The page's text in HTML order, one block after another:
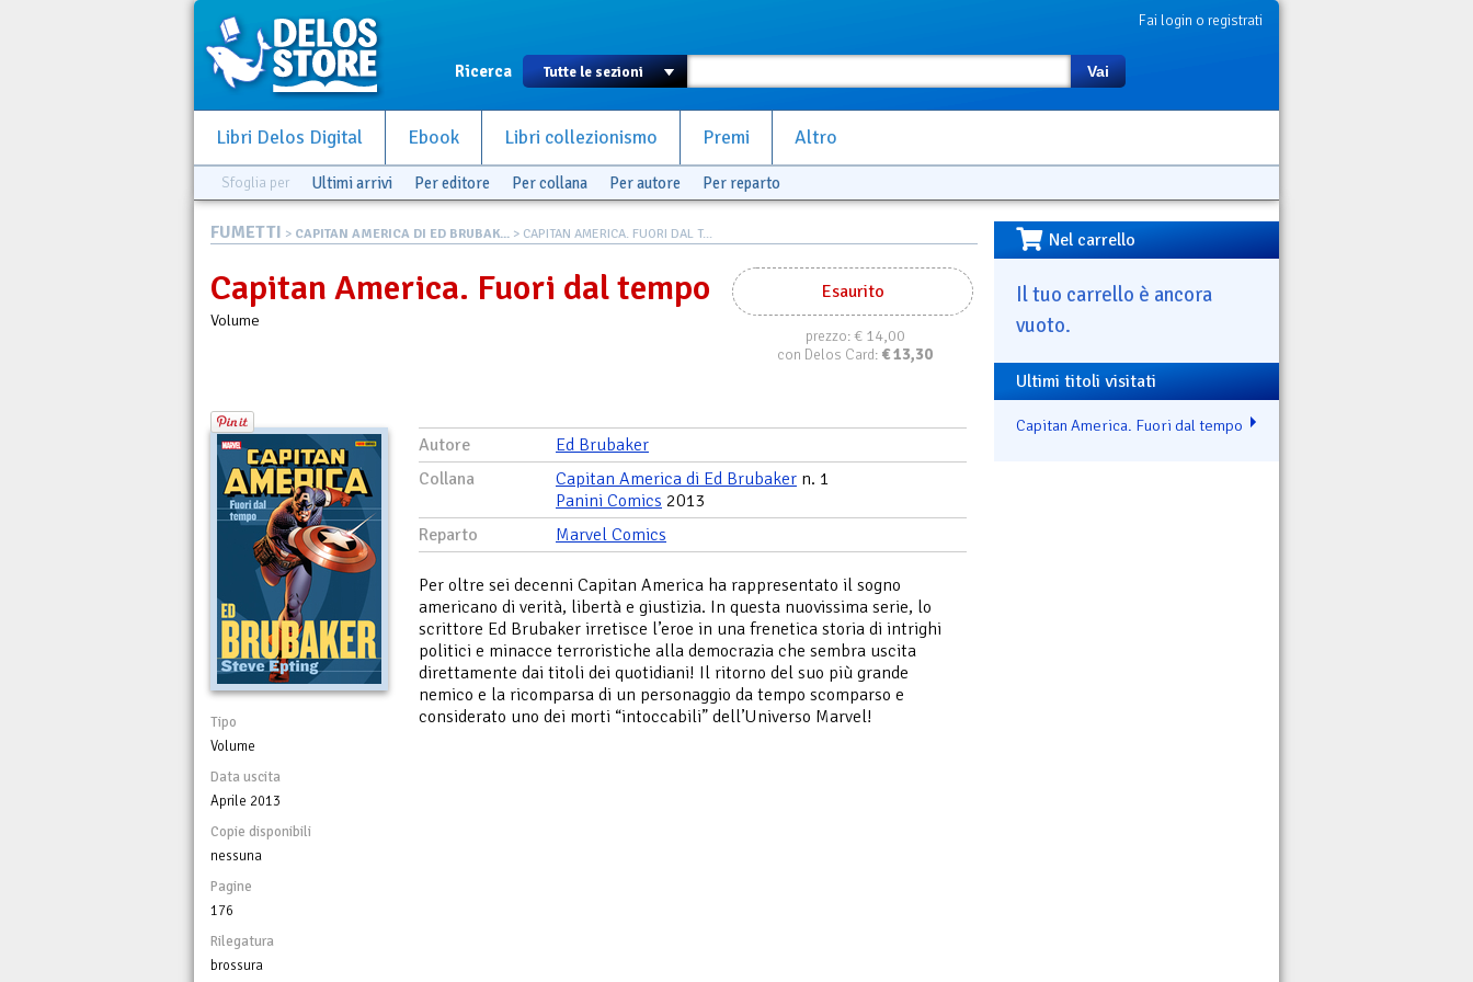
Fai login o registrati
Ricerca Vai
Libri Delos Digital Ebook Libri collezionismo Premi Altro
Sfoglia per Ultimi arrivi Per editore Per collana Per autore Per reparto
FUMETTI > CAPITAN AMERICA DI ED BRUBAK... > CAPITAN AMERICA. FUORI DAL T...
Esaurito
prezzo:€ 14,00
con Delos Card: €13,30
Capitan America. Fuori dal tempo
Volume
Tipo
Volume
Data uscita
Aprile 2013
Copie disponibili
nessuna
Pagine
176
Rilegatura
brossura
Autore
Ed Brubaker
Collana
Capitan America di Ed Brubaker n. 1
Panini Comics 2013
Reparto
Marvel Comics
Per oltre sei decenni Capitan America ha rappresentato il sogno
americano di verità, libertà e giustizia. In questa nuovissima serie, lo
scrittore Ed Brubaker irretisce l’eroe in una frenetica storia di intrighi
politici e minacce terroristiche alla democrazia che sembra uscita
direttamente dai titoli dei quotidiani! Il ritorno del suo più grande
nemico e la ricomparsa di un personaggio da tempo scomparso e
considerato uno dei morti “intoccabili” dell’Universo Marvel!
Nel carrello
Il tuo carrello è ancora
vuoto.
Ultimi titoli visitati
Capitan America. Fuori dal tempo